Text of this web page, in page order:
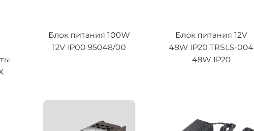
Блок питания 100W
12V IP00 95048/00
Блок питания 12V
48W IP20 TRSLS-004
48W IP20